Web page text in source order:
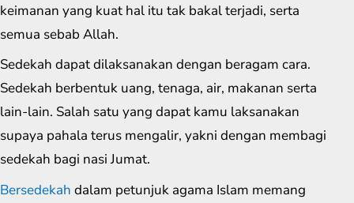
keimanan yang kuat hal itu tak bakal terjadi, serta
semua sebab Allah.
Sedekah dapat dilaksanakan dengan beragam cara.
Sedekah berbentuk uang, tenaga, air, makanan serta
lain-lain. Salah satu yang dapat kamu laksanakan
supaya pahala terus mengalir, yakni dengan membagi
sedekah bagi nasi Jumat.
Bersedekah dalam petunjuk agama Islam memang